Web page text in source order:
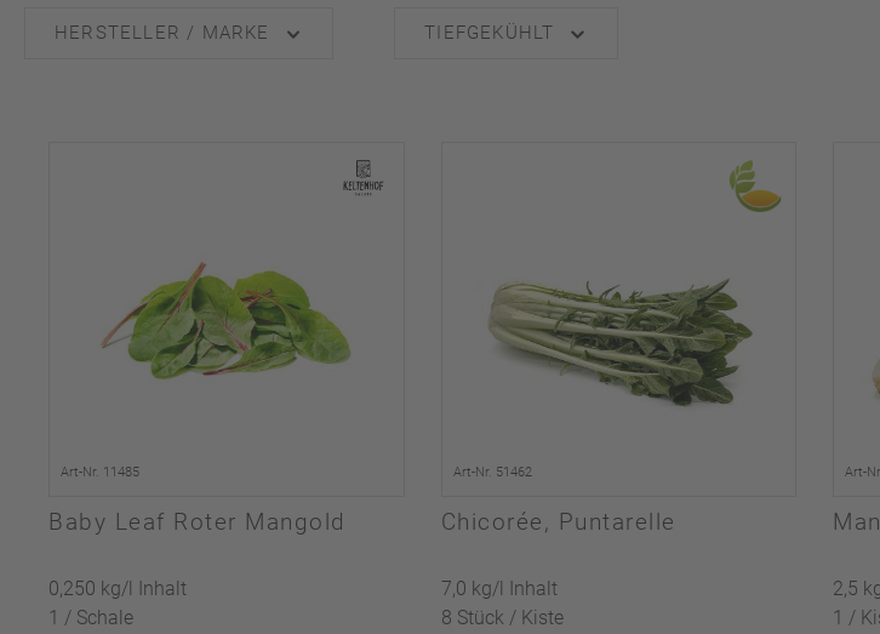
HERSTELLER / MARKE TIEFGEKÜHLT
Art-Nr. 11485
Baby Leaf Roter Mangold
0,250 kg/l Inhalt
1 / Schale
Art-Nr. 51462
Chicorée, Puntarelle
7,0 kg/l Inhalt
8 Stück / Kiste
Art-
2,5
1 /